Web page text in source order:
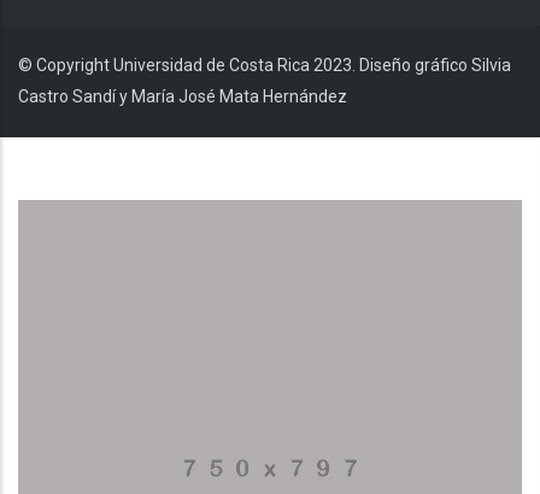
© Copyright Universidad de Costa Rica 2023. Diseño gráfico Silvia
Castro Sandí y María José Mata Hernández